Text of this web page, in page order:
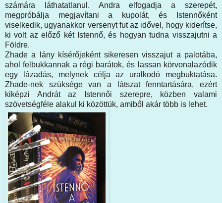
számára láthatatlanul. Andra elfogadja a szerepét,
megpróbálja megjavítani a kupolát, és Istennőként
viselkedik, ugyanakkor versenyt fut az idővel, hogy kiderítse,
ki volt az előző két Istennő, és hogyan tudna visszajutni a
Földre.
Zhade a lány kísérőjeként sikeresen visszajut a palotába,
ahol felbukkannak a régi barátok, és lassan körvonalazódik
egy lázadás, melynek célja az uralkodó megbuktatása.
Zhade-nek szüksége van a látszat fenntartására, ezért
kiképzi Andrát az Istennői szerepre, közben valami
szövetségféle alakul ki közöttük, amiből akár több is lehet.